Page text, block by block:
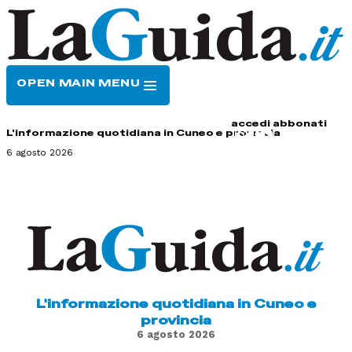
OPEN MAIN MENU
accedi abbonati
L'informazione quotidiana in Cuneo e provincia
6 agosto 2026
L'informazione quotidiana in Cuneo e
provincia
6 agosto 2026